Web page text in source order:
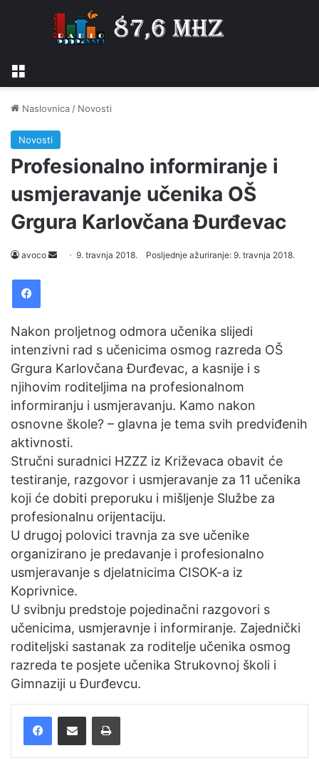
Naslovnica / Novosti
Novosti
Profesionalno informiranje i
usmjeravanje učenika OŠ
Grgura Karlovčana Đurđevac
avoco
e
m
a
l
9. travnja 2018. Posljednje ažuriranje: 9. travnja 2018.
Nakon proljetnog odmora učenika slijedi
intenzivni rad s učenicima osmog razreda OŠ
Grgura Karlovčana Đurđevac, a kasnije i s
njihovim roditeljima na profesionalnom
informiranju i usmjeravanju. Kamo nakon
osnovne škole? – glavna je tema svih predviđenih
aktivnosti.
Stručni suradnici HZZZ iz Križevaca obavit će
testiranje, razgovor i usmjeravanje za 11 učenika
koji će dobiti preporuku i mišljenje Službe za
profesionalnu orijentaciju.
U drugoj polovici travnja za sve učenike
organizirano je predavanje i profesionalno
usmjeravanje s djelatnicima CISOK-a iz
Koprivnice.
U svibnju predstoje pojedinačni razgovori s
učenicima, usmjeravnje i informiranje. Zajednički
roditeljski sastanak za roditelje učenika osmog
razreda te posjete učenika Strukovnoj školi i
Gimnaziji u Đurđevcu.